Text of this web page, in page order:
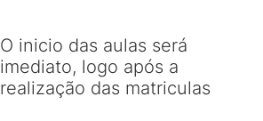
O inicio das aulas será
imediato, logo após a
realização das matriculas